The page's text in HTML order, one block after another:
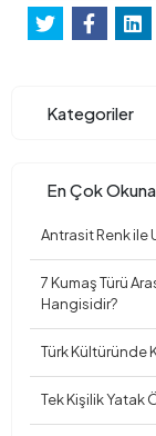
Kategoriler
En Çok
Antrasit Renk ile
7 Kumaş Türü
Hangisidir?
Türk Kültüründe
Tek Kişilik Yatak